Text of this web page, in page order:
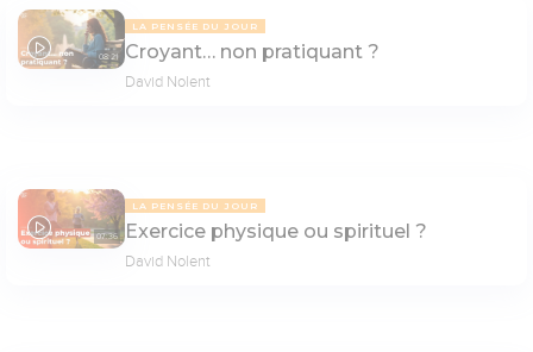
08:21
LA PENSÉE DU JOUR
Croyant… non pratiquant ?
David Nolent
07:36
LA PENSÉE DU JOUR
Exercice physique ou spirituel ?
David Nolent